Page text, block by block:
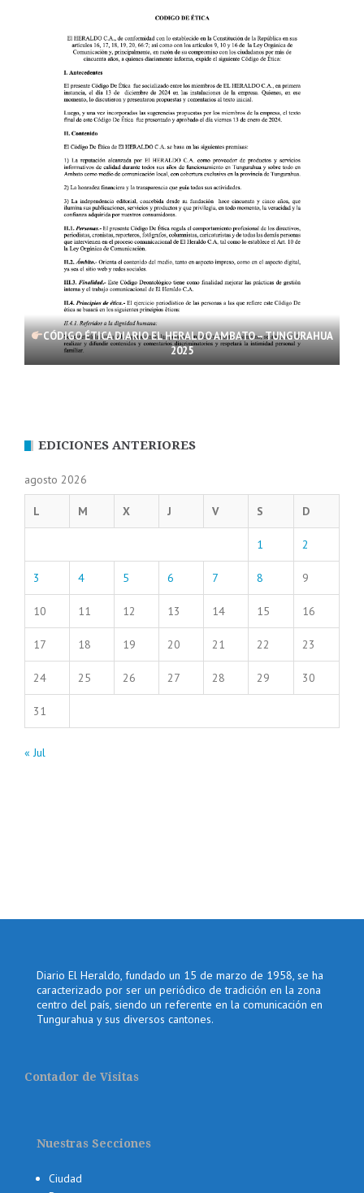
CÓDIGO ÉTICA DIARIO EL HERALDO AMBATO – TUNGURAHUA
2025
EDICIONES ANTERIORES
agosto 2026
L M X J V S D
1 2
3 4 5 6 7 8 9
10 11 12 13 14 15 16
17 18 19 20 21 22 23
24 25 26 27 28 29 30
31
« Jul
Diario El Heraldo, fundado un 15 de marzo de 1958, se ha
caracterizado por ser un periódico de tradición en la zona
centro del país, siendo un referente en la comunicación en
Tungurahua y sus diversos cantones.
Contador de Visitas
Nuestras Secciones
Ciudad